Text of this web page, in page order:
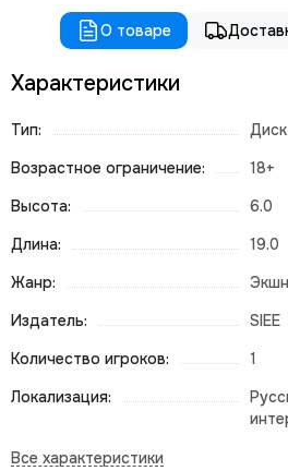
О товаре
Характеристики
Тип:
Диск
Возрастное ограничение:
18+
Высота:
6.0
Длина:
19.0
Жанр:
Экшн
Издатель:
SIEE
Количество игроков:
1
Локализация: